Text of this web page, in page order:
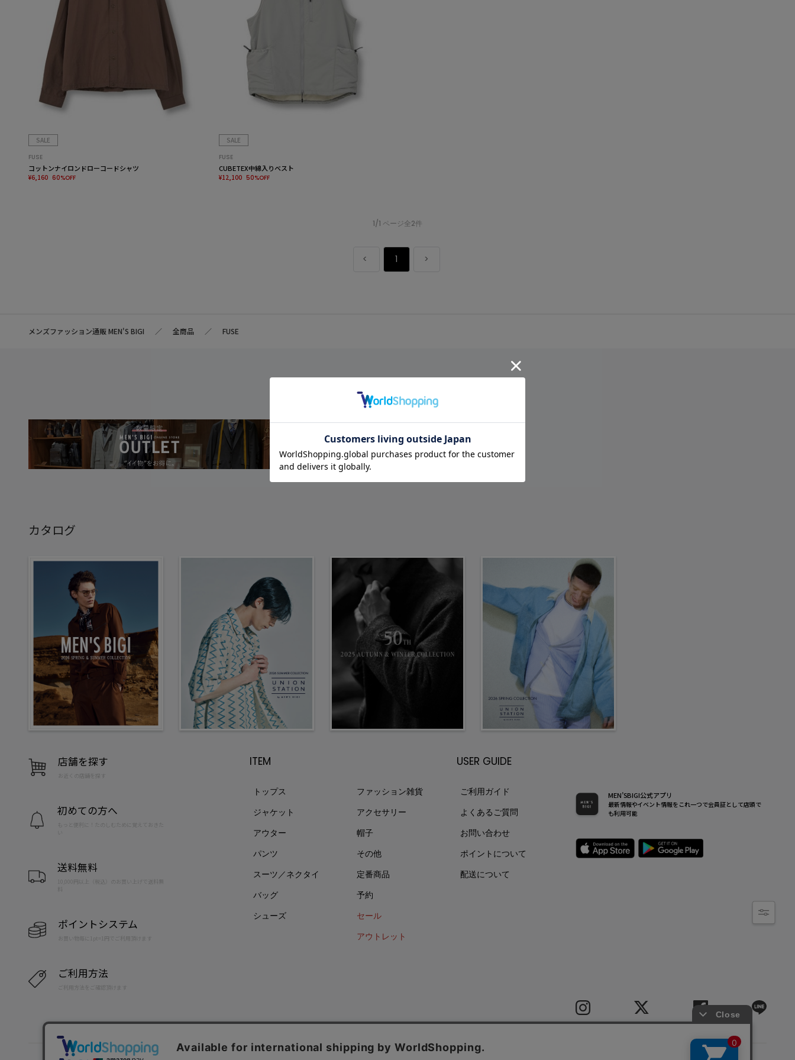
SALE
FUSE
コットンナイロンドローコードシャツ
¥6,160 60%OFF
SALE
FUSE
CUBETEX中綿入りベスト
¥12,100 50%OFF
1/1 ページ全2件
1
メンズファッション通販 MEN'S BIGI 全商品 FUSE
カタログ
店舗を探す
お近くの店舗を探す
初めての方へ
もっと便利に！たのしむために覚えておきた
送料無料
10,000円以上（税込）のお買い上げで送料無
料
ポイントシステム
お買い物毎に1pt=1円でご利用頂けます
ご利用方法
ご利用方法をご確認頂けます
ITEM
トップス
ジャケット
アウター
パンツ
スーツ／ネクタイ
バッグ
シューズ
ファッション雑貨
アクセサリー
帽子
その他
定番商品
予約
セール
アウトレット
USER GUIDE
ご利用ガイド
よくあるご質問
お問い合わせ
ポイントについて
配送について
MEN’SBIGI公式アプリ
最新情報やイベント情報をこれ一つで会員証として店頭で
も利用可能